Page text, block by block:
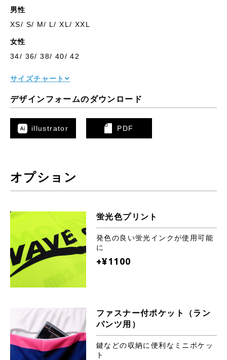
男性
XS/ S/ M/ L/ XL/ XXL
女性
34/ 36/ 38/ 40/ 42
サイズチャート
デザインフォームのダウンロード
illustrator PDF
オプション
蛍光色プリント
発色の良い蛍光インクが使用可能
に
+¥1100
ファスナー付ポケット（ラン
パンツ用）
鍵などの収納に便利なミニポケッ
ト